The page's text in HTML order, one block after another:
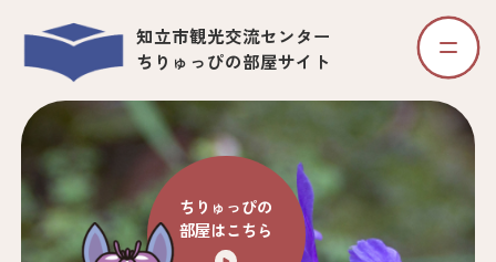
知立市観光交流センター
ちりゅっぴの部屋サイト
ちりゅっぴの
部屋はこちら